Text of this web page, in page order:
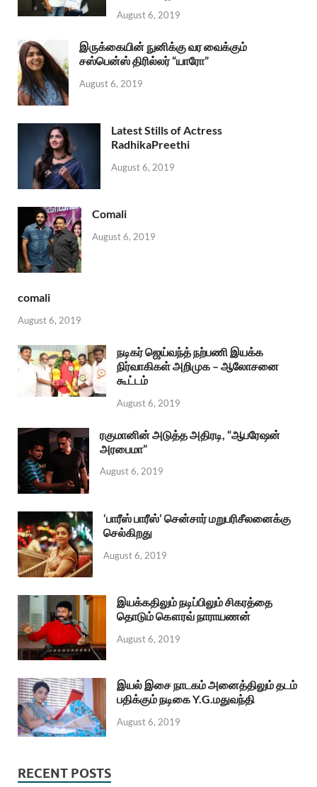
August 6, 2019
இருக்கையின் நுனிக்கு வர வைக்கும்
சஸ்பென்ஸ் திரில்லர் “யாரோ”
August 6, 2019
Latest Stills of Actress
RadhikaPreethi
August 6, 2019
Comali
August 6, 2019
comali
August 6, 2019
நடிகர் ஜெய்வந்த் நற்பணி இயக்க
நிர்வாகிகள் அறிமுக – ஆலோசனை
கூட்டம்
August 6, 2019
ரகுமானின் அடுத்த அதிரடி, “ஆபரேஷன்
அரபைமா”
August 6, 2019
‘பாரீஸ் பாரீஸ்’ சென்சார் மறுபரிசீலனைக்கு
செல்கிறது
August 6, 2019
இயக்கதிலும் நடிப்பிலும் சிகரத்தை
தொடும் கௌரவ் நாராயணன்
August 6, 2019
இயல் இசை நாடகம் அனைத்திலும் தடம்
பதிக்கும் நடிகை Y.G.மதுவந்தி
August 6, 2019
RECENT POSTS